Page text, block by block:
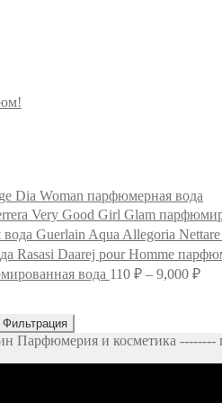
Dia Woman парфюмерная вода
Very Good Girl Glam
Guerlain Aqua Allegoria
Rasasi Daarej pour Homme
вода 110 ₽ – 9,000 ₽
Фильтрация
Парфюмерия и косметика